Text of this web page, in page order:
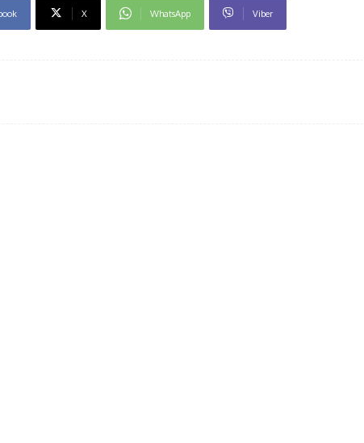
X WhatsApp Viber